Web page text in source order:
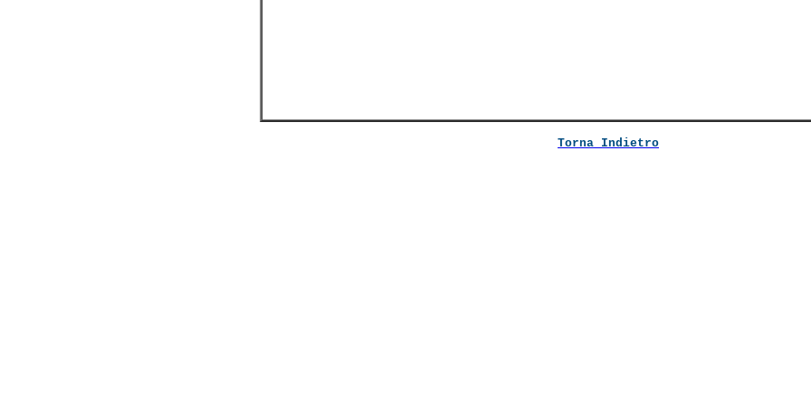
Torna Indietro